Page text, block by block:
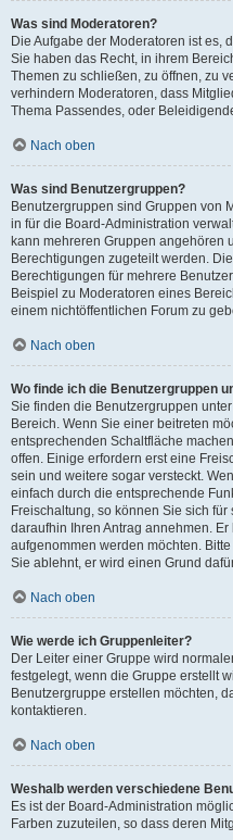
Was sind Moderatoren?
Die Aufgabe der Moderatoren ist es,
Sie haben das Recht, in ihrem
Themen zu schließen, zu öffnen, zu
verhindern Moderatoren, dass
Thema Passendes, oder
Nach oben
Was sind Benutzergruppen?
Benutzergruppen sind Gruppen von
in für die Board-Administration
kann mehreren Gruppen angehören
Berechtigungen zugeteilt werden.
Berechtigungen für mehrere
Beispiel zu Moderatoren eines
einem nichtöffentlichen Forum zu
Nach oben
Wo finde ich die Benutzergruppen
Sie finden die Benutzergruppen
Bereich. Wenn Sie einer beitreten
entsprechenden Schaltfläche
offen. Einige erfordern erst eine
sein und weitere sogar versteckt.
einfach durch die entsprechende
Freischaltung, so können Sie sich
daraufhin Ihren Antrag annehmen.
aufgenommen werden möchten.
Sie ablehnt, er wird einen Grund
Nach oben
Wie werde ich Gruppenleiter?
Der Leiter einer Gruppe wird
festgelegt, wenn die Gruppe erstellt
Benutzergruppe erstellen möchten,
kontaktieren.
Nach oben
Weshalb werden verschiedene
Es ist der Board-Administration
Farben zuzuteilen, so dass deren